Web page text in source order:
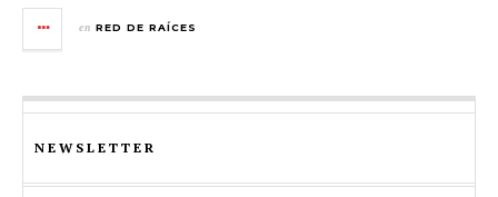
en RED DE RAÍCES
NEWSLETTER